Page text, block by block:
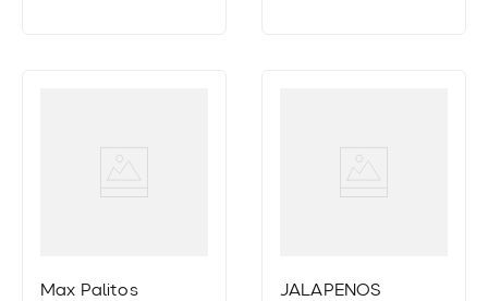
Max Palitos
JALAPEÑOS